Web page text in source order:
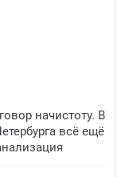
начистоту. В
всё ещё